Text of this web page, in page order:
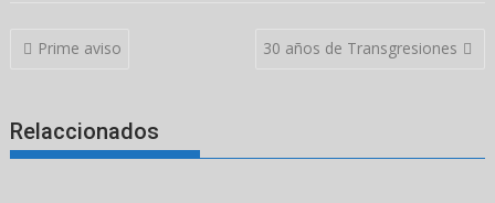
Navegación
Prime aviso 30 años de Transgresiones
Relaccionados